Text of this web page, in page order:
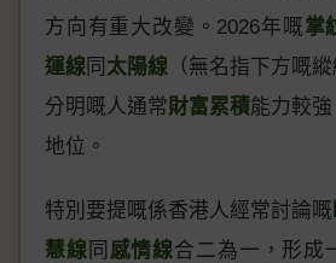
方向有重大改變。2026年嘅掌
運線 同 太陽線 （無名指下方嘅
分明嘅人通常財富累積能力較
地位。
特別要提嘅係香港人經常討論嘅
慧線 同 感情線合二為一，形成